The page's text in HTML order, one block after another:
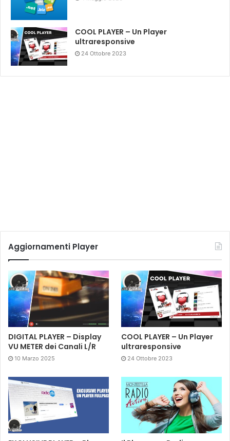
COOL PLAYER – Un Player
ultraresponsive
24 Ottobre 2023
Aggiornamenti Player
DIGITAL PLAYER – Display
VU METER dei Canali L/R
10 Marzo 2025
COOL PLAYER – Un Player
ultraresponsive
24 Ottobre 2023